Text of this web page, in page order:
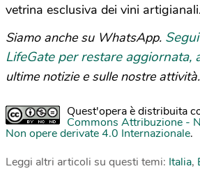
vetrina esclusiva dei vini artigianali.
Siamo anche su WhatsApp.
LifeGate per restare aggiornata,
ultime notizie e sulle nostre attività.
Quest'opera è distribuita
Commons Attribuzione -
Non opere derivate 4.0 Internazionale.
Leggi altri articoli su questi temi: Italia,